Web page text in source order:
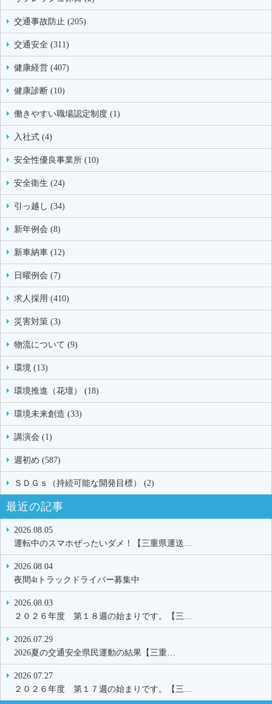
交通事故防止 (205)
交通安全 (311)
健康経営 (407)
健康診断 (10)
働きやすい職場認定制度 (1)
入社式 (4)
安全性優良事業所 (10)
安全衛生 (24)
引っ越し (34)
新年例会 (8)
新車納車 (12)
日曜例会 (7)
求人採用 (410)
災害対策 (3)
物流について (9)
環境 (13)
環境推進（花壇） (18)
環境未来創造 (33)
講演会 (1)
週初め (587)
ＳＤＧｓ（持続可能な開発目標） (2)
最近の記事
2026.08.05
運転中のスマホぜったいダメ！【三重県運送…
2026.08.04
夜間4tトラックドライバー募集中
2026.08.03
２０２６年度 第１８週の始まりです。【三…
2026.07.29
2026夏の交通安全県民運動の結果【三重…
2026.07.27
２０２６年度 第１７週の始まりです。【三…